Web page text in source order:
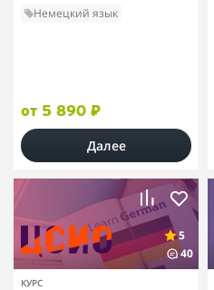
Немецкий язык
от 5 890 ₽
Далее
5
40
КУРС